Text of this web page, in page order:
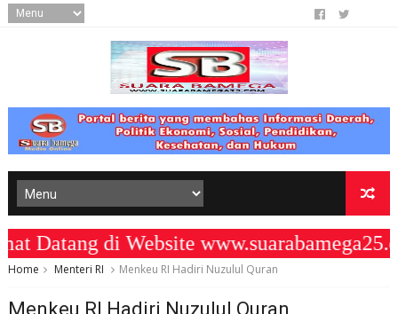
di Website
Home Menteri RI Menkeu RI Hadiri Nuzulul Quran
Menkeu RI Hadiri Nuzulul Quran